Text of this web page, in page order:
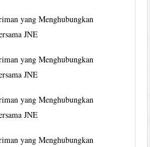
yang Menghubungkan
JNE
yang Menghubungkan
JNE
yang Menghubungkan
JNE
yang Menghubungkan